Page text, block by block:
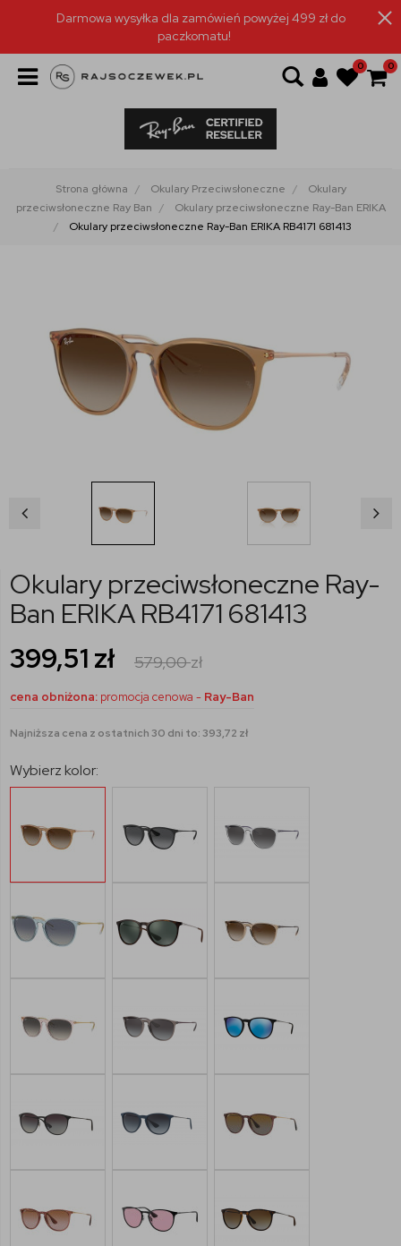
Darmowa wysyłka dla zamówień powyżej 499 zł do
paczkomatu!
0 0
Strona główna Okulary Przeciwsłoneczne
Okulary
przeciwsłoneczne Ray Ban
Okulary przeciwsłoneczne Ray-Ban ERIKA
Okulary przeciwsłoneczne Ray-Ban ERIKA RB4171 681413
Okulary przeciwsłoneczne Ray-
Ban ERIKA RB4171 681413
399,51 zł 579,00zł
cena obniżona: promocja cenowa - Ray-Ban
Najniższa cena z ostatnich 30 dni to: 393,72 zł
Wybierz kolor: